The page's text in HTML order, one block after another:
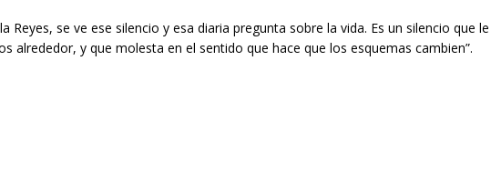
Reyes, se ve ese silencio y esa diaria pregunta sobre la vida. Es un silencio que le
alrededor, y que molesta en el sentido que hace que los esquemas cambien”.